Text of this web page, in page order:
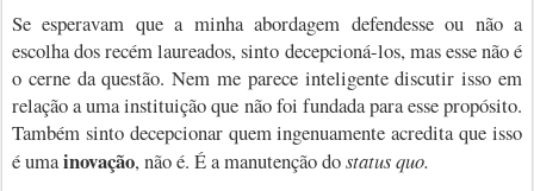
Se esperavam que a minha abordagem defendesse ou não a
escolha dos recém laureados, sinto decepcioná-los, mas esse não é
o cerne da questão. Nem me parece inteligente discutir isso em
relação a uma instituição que não foi fundada para esse propósito.
Também sinto decepcionar quem ingenuamente acredita que isso
é umainovação, não é. É a manutenção dostatus quo.